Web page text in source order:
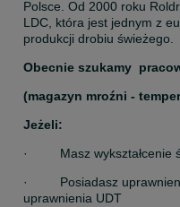
Polsce. Od 2000 roku
LDC, która jest jednym z
produkcji drobiu świeżego.
Obecnie szukamy
(magazyn mroźni -
Jeżeli:
·         Masz
·         Posiadasz
uprawnienia UDT